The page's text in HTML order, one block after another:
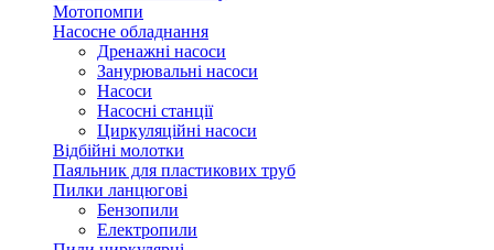
Мотопомпи
Насосне обладнання
Дренажні насоси
Занурювальні насоси
Насоси
Насосні станції
Циркуляційні насоси
Відбійні молотки
Паяльник для пластикових труб
Пилки ланцюгові
Бензопили
Електропили